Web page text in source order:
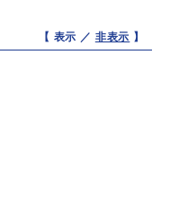
【 表示 ／ 非表示 】